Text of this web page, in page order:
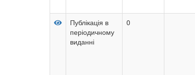
Публікація в
періодичному
виданні
0